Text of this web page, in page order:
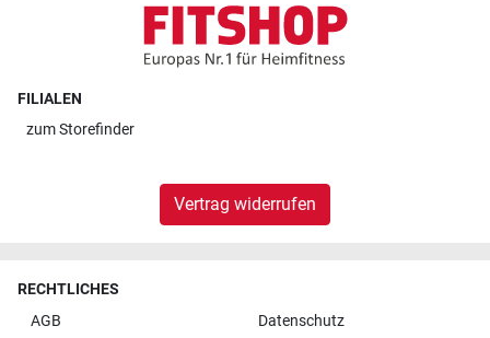
FILIALEN
zumStorefinder
Vertrag widerrufen
RECHTLICHES
AGB
Datenschutz